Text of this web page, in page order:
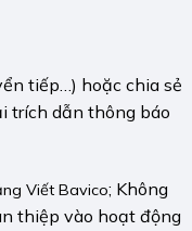
tiếp…) hoặc chia sẻ
trích dẫn thông báo
Viết Bavico; Không
thiệp vào hoạt động